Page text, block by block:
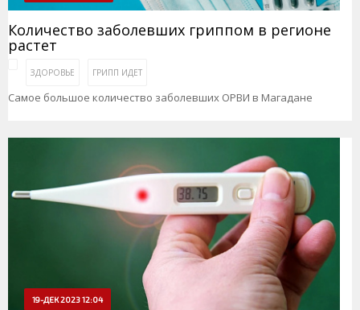
Количество заболевших гриппом в регионе
растет
ЗДОРОВЬЕ ГРИПП ИДЕТ
Самое большое количество заболевших ОРВИ в Магадане
19-ДЕК 2023 12:04